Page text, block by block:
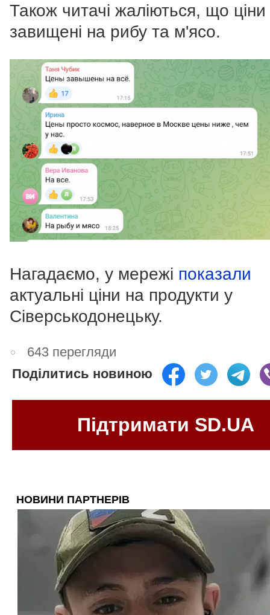
Також читачі жаліються, що ціни
завищені на рибу та м'ясо.
Нагадаємо, у мережі показали
актуальні ціни на продукти у
Сіверськодонецьку.
643 перегляди
Поділитись новиною
Підтримати SD.UA